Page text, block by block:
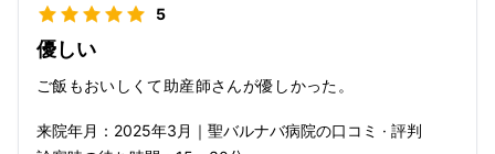
5
優しい
ご飯もおいしくて助産師さんが優しかった。
来院年月： 2025年3月 ｜ 聖バルナバ病院の口コミ · 評判